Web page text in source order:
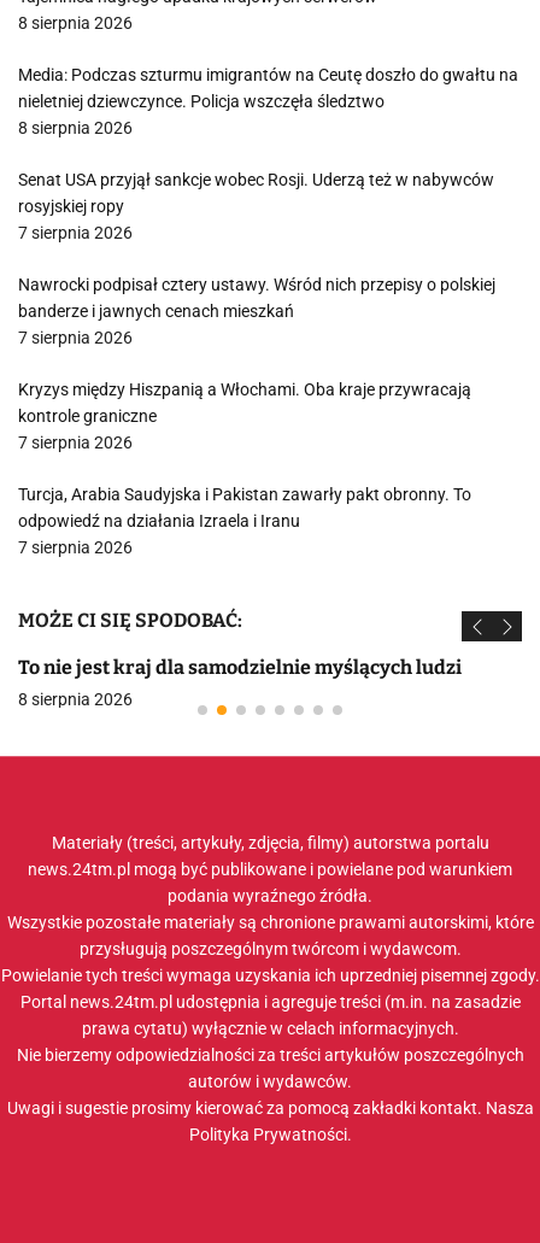
8 sierpnia 2026
Media: Podczas szturmu imigrantów na Ceutę doszło do gwałtu na
nieletniej dziewczynce. Policja wszczęła śledztwo
8 sierpnia 2026
Senat USA przyjął sankcje wobec Rosji. Uderzą też w nabywców
rosyjskiej ropy
7 sierpnia 2026
Nawrocki podpisał cztery ustawy. Wśród nich przepisy o polskiej
banderze i jawnych cenach mieszkań
7 sierpnia 2026
Kryzys między Hiszpanią a Włochami. Oba kraje przywracają
kontrole graniczne
7 sierpnia 2026
Turcja, Arabia Saudyjska i Pakistan zawarły pakt obronny. To
odpowiedź na działania Izraela i Iranu
7 sierpnia 2026
MOŻE CI SIĘ SPODOBAĆ:
To nie jest kraj dla samodzielnie myślących ludzi
8 sierpnia 2026
Materiały (treści, artykuły, zdjęcia, filmy) autorstwa portalu
news.24tm.pl mogą być publikowane i powielane pod warunkiem
podania wyraźnego źródła.
Wszystkie pozostałe materiały są chronione prawami autorskimi, które
przysługują poszczególnym twórcom i wydawcom.
Powielanie tych treści wymaga uzyskania ich uprzedniej pisemnej zgody.
Portal news.24tm.pl udostępnia i agreguje treści (m.in. na zasadzie
prawa cytatu) wyłącznie w celach informacyjnych.
Nie bierzemy odpowiedzialności za treści artykułów poszczególnych
autorów i wydawców.
Uwagi i sugestie prosimy kierować za pomocą zakładki kontakt. Nasza
Polityka Prywatności.